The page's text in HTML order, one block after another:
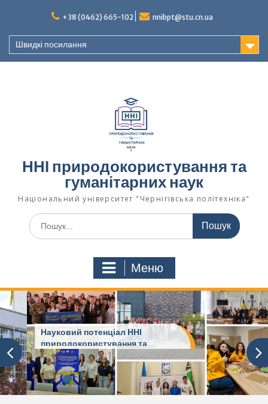
+38 (0462) 665-102 nnibpt@stu.cn.ua
Швидкі посилання
ННІ природокористування та
гуманітарних наук
Національний університет "Чернігівська політехніка"
Шукати:
Меню
Науковий потенціал ННІ
природокористування та
гуманітарних наук